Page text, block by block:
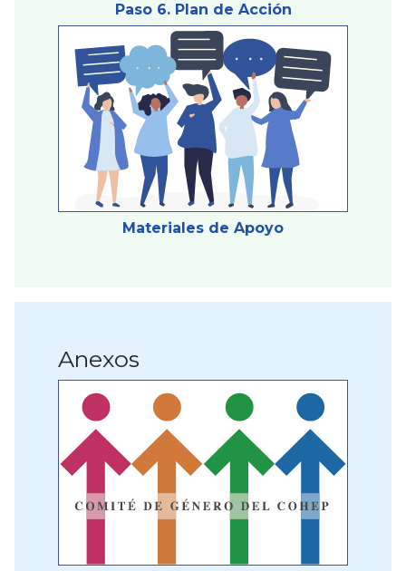
Paso 6. Plan de Acción
Materiales de Apoyo
Anexos